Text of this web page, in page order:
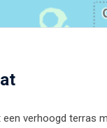
verhoogd terras